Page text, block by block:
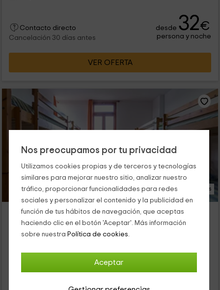
Nos preocupamos por tu privacidad
Utilizamos cookies propias y de terceros y tecnologías
similares para mejorar nuestro sitio, analizar nuestro
tráfico, proporcionar funcionalidades para redes
sociales y personalizar el contenido y la publicidad en
función de tus hábitos de navegación, que aceptas
haciendo clic en el botón 'Aceptar'. Más información
sobre nuestra Política de cookies.
Aceptar
Contacto directo
Cancelación 30 días antes
desde 32€
persona y noche
VER OFERTA
14 Fotos
Albergue rural ACTIO
Alojamiento ubicado a 10.1km de Chiva
Alborache, Valencia
12 habitaciones
100 personas
10 baños